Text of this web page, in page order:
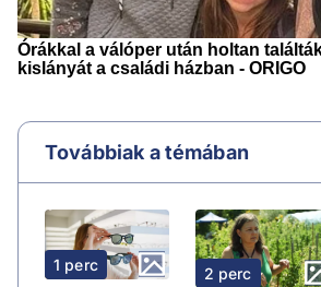
Továbbiak a témában
1 perc 2 perc